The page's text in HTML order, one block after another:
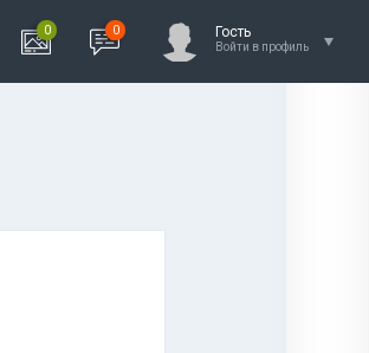
0 0 Гость
Войти в профиль